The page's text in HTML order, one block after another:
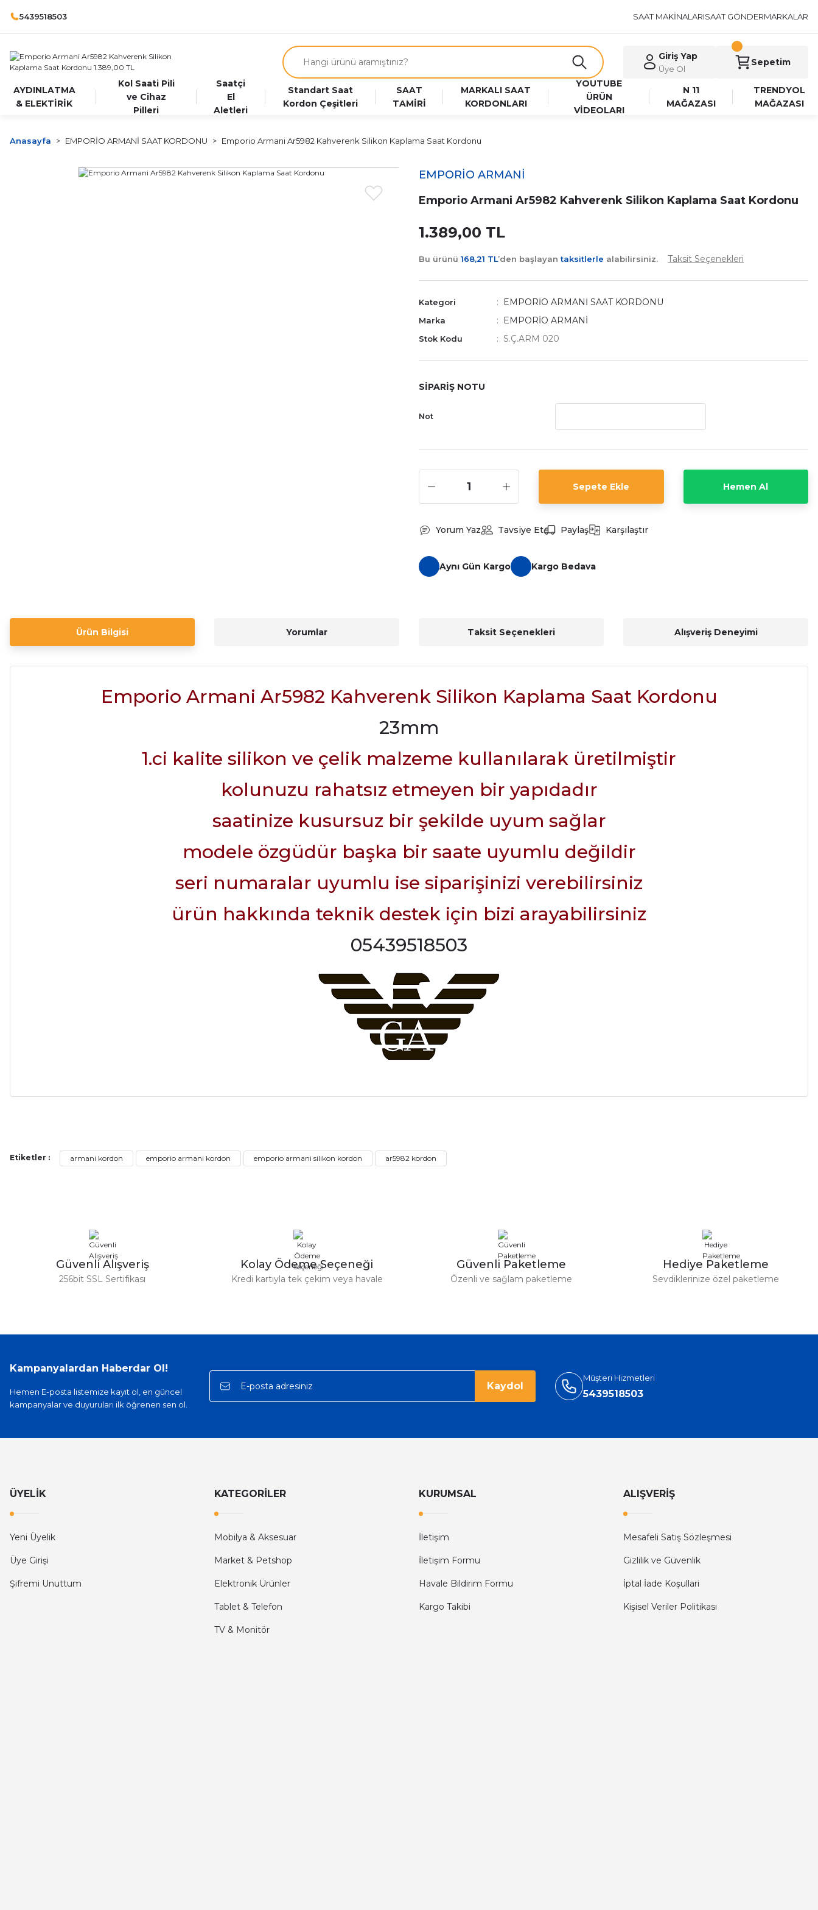
5439518503 SAAT MAKİNALARISAAT GÖNDERMARKALAR
Giriş Yap
Üye Ol
Sepetim
AYDINLATMA
& ELEKTİRİK
Kol Saati Pili
ve Cihaz
Pilleri
Saatçi
El
Aletleri
Standart Saat
Kordon Çeşitleri
SAAT
TAMİRİ
MARKALI SAAT
KORDONLARI
YOUTUBE
ÜRÜN
VİDEOLARI
N 11
MAĞAZASI
TRENDYOL
MAĞAZASI
Anasayfa EMPORİO ARMANİ SAAT KORDONU Emporio Armani Ar5982 Kahverenk Silikon Kaplama Saat Kordonu
EMPORİO ARMANİ
Emporio Armani Ar5982 Kahverenk Silikon Kaplama Saat Kordonu
1.389,00 TL
Bu ürünü 168,21 TL’den başlayantaksitlerle alabilirsiniz. Taksit Seçenekleri
Kategori EMPORİO ARMANİ SAAT KORDONU
Marka EMPORİO ARMANİ
Stok Kodu S.Ç.ARM 020
SİPARİŞ NOTU
Not
Sepete Ekle Hemen Al
Yorum Yaz Tavsiye Et Paylaş Karşılaştır
Aynı Gün Kargo Kargo Bedava
Ürün Bilgisi Yorumlar Taksit Seçenekleri Alışveriş Deneyimi
Emporio Armani Ar5982 Kahverenk Silikon Kaplama Saat Kordonu
23mm
1.ci kalite silikon ve çelik malzeme kullanılarak üretilmiştir
kolunuzu rahatsız etmeyen bir yapıdadır
saatinize kusursuz bir şekilde uyum sağlar
modele özgüdür başka bir saate uyumlu değildir
seri numaralar uyumlu ise siparişinizi verebilirsiniz
ürün hakkında teknik destek için bizi arayabilirsiniz
05439518503
Serdar Keskin | 19/05/2026
Swatch yos Model saatime aldim arayip teyit aldiktan sonra yolladılar saatimede tam oldu
Mehmet Kenan | 18/02/2026
Hızlı kargo, iyi iletişim
Onur Kerem Öztürk | 28/07/2025
mehmet yıldız | 19/06/2025
Etiketler : armani kordon emporio armani kordon emporio armani silikon kordon ar5982 kordon
Güvenli Alışveriş
256bit SSL Sertifikası
Kolay Ödeme Seçeneği
Kredi kartıyla tek çekim veya havale
Güvenli Paketleme
Özenli ve sağlam paketleme
Hediye Paketleme
Sevdiklerinize özel paketleme
Kampanyalardan Haberdar Ol!
Hemen E-posta listemize kayıt ol, en güncel
kampanyalar ve duyuruları ilk öğrenen sen ol.
Kaydol
Müşteri Hizmetleri
5439518503
ÜYELİK
Yeni Üyelik
Üye Girişi
Şifremi Unuttum
KATEGORİLER
Mobilya & Aksesuar
Market & Petshop
Elektronik Ürünler
Tablet & Telefon
TV & Monitör
KURUMSAL
İletişim
İletişim Formu
Havale Bildirim Formu
Kargo Takibi
ALIŞVERİŞ
Mesafeli Satış Sözleşmesi
Gizlilik ve Güvenlik
İptal İade Koşullari
Kişisel Veriler Politikası